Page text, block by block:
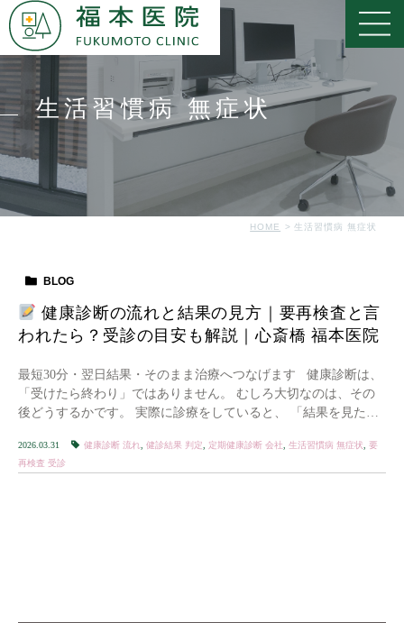
生活習慣病 無症状
HOME 生活習慣病 無症状
BLOG
健康診断の流れと結果の見方｜要再検査と言
われたら？受診の目安も解説｜心斎橋 福本医院
最短30分・翌日結果・そのまま治療へつなげます 健康診断は、
「受けたら終わり」ではありません。 むしろ大切なのは、その
後どうするかです。 実際に診療をしていると、 「結果を見ただ
2026.03.31 健康診断 流れ 健診結果 判定 定期健康診断 会社 生活習慣病 無症状
要
再検査 受診